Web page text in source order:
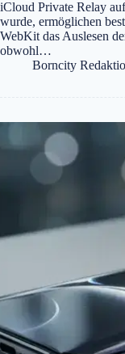
iCloud Private Relay
wurde, ermöglichen
WebKit das Auslesen
obwohl…
Borncity